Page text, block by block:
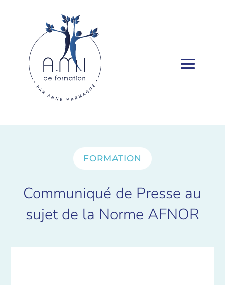
FORMATION
Communiqué de Presse au
sujet de la Norme AFNOR